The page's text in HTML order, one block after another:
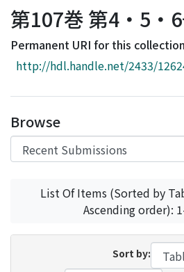
Browse
Download Ranking
Access Statistics
第107巻 第4・5・
Permanent URI for this collection
http://hdl.handle.net/2433/
Browse
List Of Items (Sorted by
Ascending order):
Sort by: